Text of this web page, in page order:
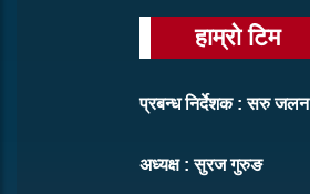
हाम्रो टिम
प्रबन्ध निर्देशक : सरु जलन
अध्यक्ष : सुरज गुरुङ